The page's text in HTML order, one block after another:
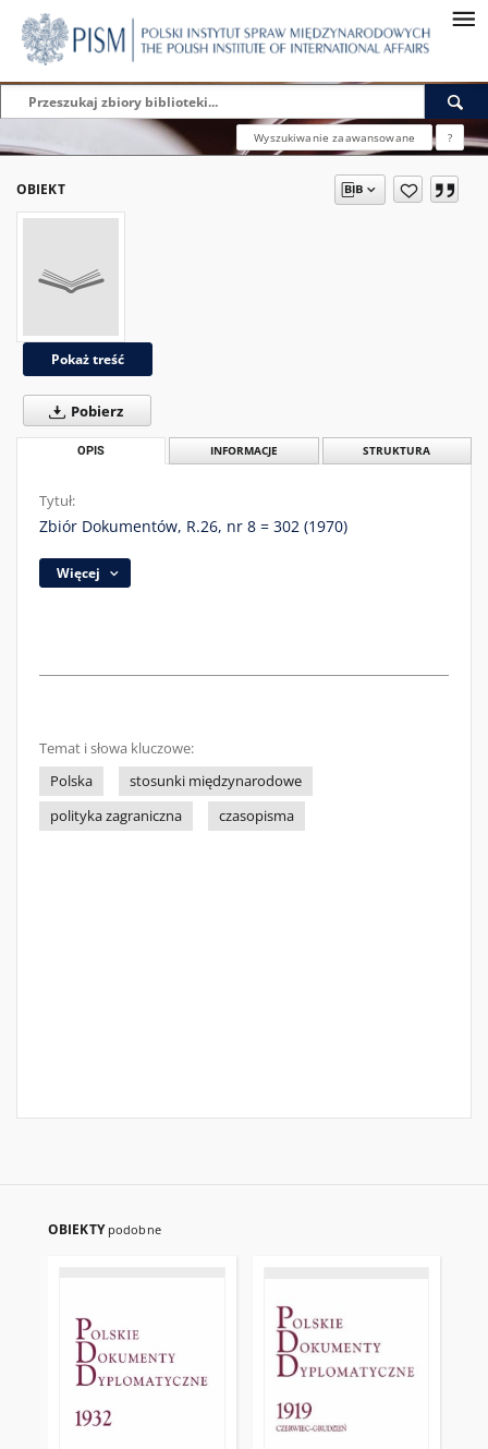
Wyszukiwanie zaawansowane ?
OBIEKT
Pokaż treść
Pobierz
OPIS INFORMACJE STRUKTURA
Tytuł:
Zbiór Dokumentów, R.26, nr 8 = 302 (1970)
Więcej
Temat i słowa kluczowe:
Polska
stosunki międzynarodowe
polityka zagraniczna
czasopisma
OBIEKTY podobne